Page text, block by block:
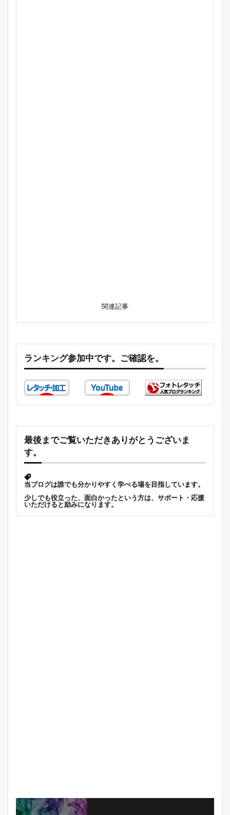
関連記事
ランキング参加中です。ご確認を。
最後までご覧いただきありがとうございま
す。
当ブログは誰でも分かりやすく学べる場を目指しています。
少しでも役立った、面白かったという方は、サポート・応援
いただけると励みになります。